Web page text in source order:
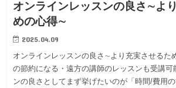
オンラインレッスンの良さ∼よ
めの心得∼
2025.04.09
オンラインレッスンの良さ∼より充実させるた
の節約になる・遠方の講師のレッスンも受講可
ンの良さとしてまず挙げたいのが「時間/費用